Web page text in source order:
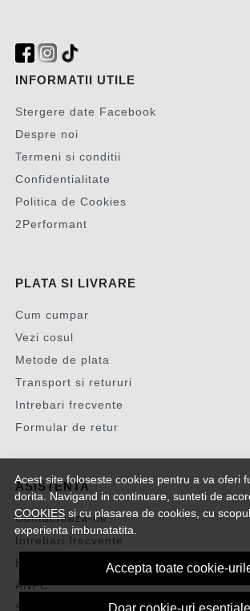
Acest site foloseste cookies pentru a va oferi
dorita. Navigand in continuare, sunteti de
COOKIES si cu plasarea de cookies, cu
experienta imbunatatita.
Accepta toate cookie-
INFORMATII UTILE
Stergere date Facebook
Despre noi
Termeni si conditii
Confidentialitate
Politica de Cookies
2Performant
PLATA SI LIVRARE
Cum cumpar
Vezi cosul
Metode de plata
Transport si retururi
Intrebari frecvente
Formular de retur
ASISTENTA
Contacteaza-ne
Intrebari frecvente
Harta site
ANPC
Solutionarea litigiilor